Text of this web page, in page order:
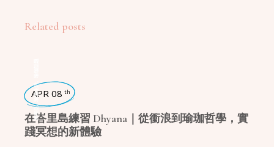
Related posts
東南亞
,
瑜珈生活
APR 08 th
在峇里島練習 Dhyana｜從衝浪到瑜珈哲學，實
踐冥想的新體驗